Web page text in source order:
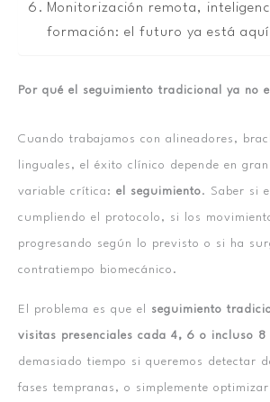
Monitorización remota,
formación: el futuro ya está aquí
Por qué el seguimiento tradicional ya no
Cuando trabajamos con alineadores,
linguales, el éxito clínico depende en
variable crítica: el seguimiento. Saber si
cumpliendo el protocolo, si los
progresando según lo previsto o si ha
contratiempo biomecánico.
El problema es que el seguimiento
visitas presenciales cada 4, 6 o incluso 8
demasiado tiempo si queremos detectar
fases tempranas, o simplemente